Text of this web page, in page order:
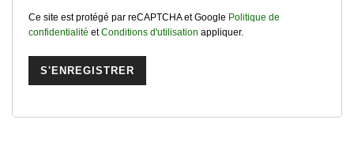
Ce site est protégé par reCAPTCHA et Google Politique de
confidentialité etConditions d'utilisation appliquer.